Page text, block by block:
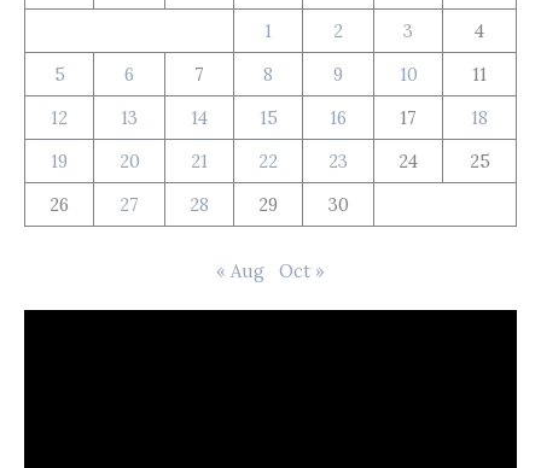
1
2 3
4
5
6 7 8 9 10
11
12
13 14 15 16 17
18
19
20 21 22 23 24
25
26
27 28 29 30
« Aug Oct »